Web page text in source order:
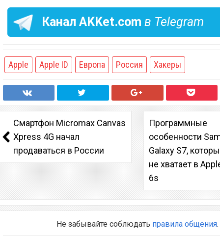
Канал AKKet.com в Telegram
Apple Apple ID Европа Россия Хакеры
Смартфон Micromax Canvas
Xpress 4G начал
продаваться в России
Программные
особенности
Galaxy S7,
не хватает в
6s
Не забывайте соблюдать правила общения.